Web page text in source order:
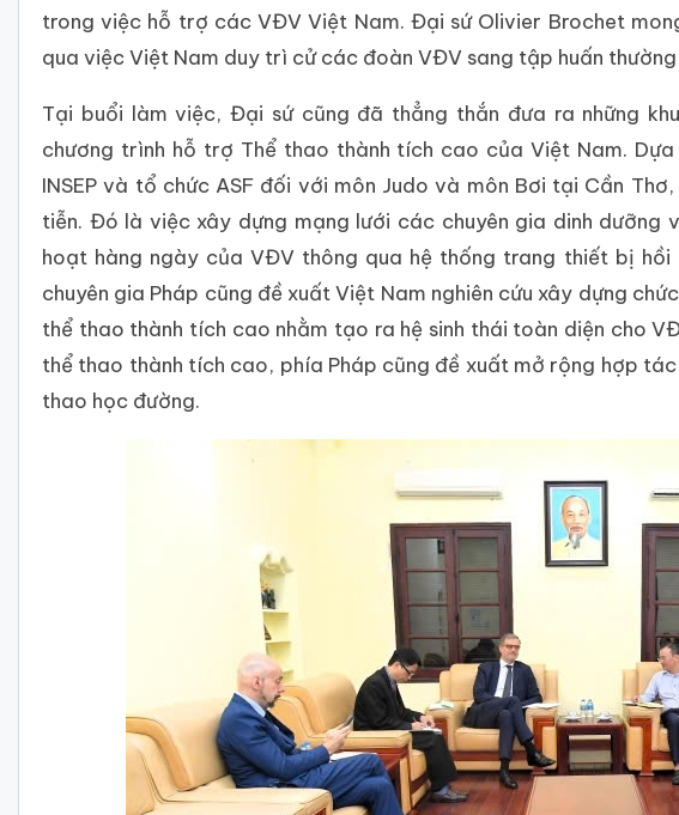
trong việc hỗ trợ các VĐV Việt Nam. Đại sứ Olivier Brochet
qua việc Việt Nam duy trì cử các đoàn VĐV sang tập huấn
Tại buổi làm việc, Đại sứ cũng đã thẳng thắn đưa ra những
chương trình hỗ trợ Thể thao thành tích cao của Việt Nam.
INSEP và tổ chức ASF đối với môn Judo và môn Bơi tại Cần
tiễn. Đó là việc xây dựng mạng lưới các chuyên gia dinh dưỡng
hoạt hàng ngày của VĐV thông qua hệ thống trang thiết bị
chuyên gia Pháp cũng đề xuất Việt Nam nghiên cứu xây dựng
thể thao thành tích cao nhằm tạo ra hệ sinh thái toàn diện cho
thể thao thành tích cao, phía Pháp cũng đề xuất mở rộng hợp
thao học đường.